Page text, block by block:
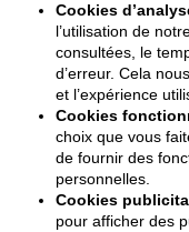
Cookies
l’utilisation de
consultées, le
d’erreur. Cela
et l’expérience
Cookies
choix que vous
de fournir des
personnelles.
Cookies
pour afficher des